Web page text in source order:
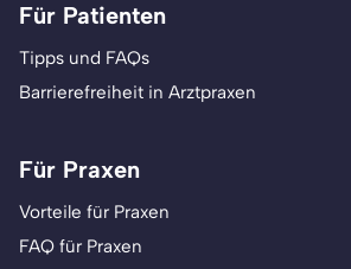
Für Patienten
Tipps und FAQs
Barrierefreiheit in Arztpraxen
Für Praxen
Vorteile für Praxen
FAQ für Praxen